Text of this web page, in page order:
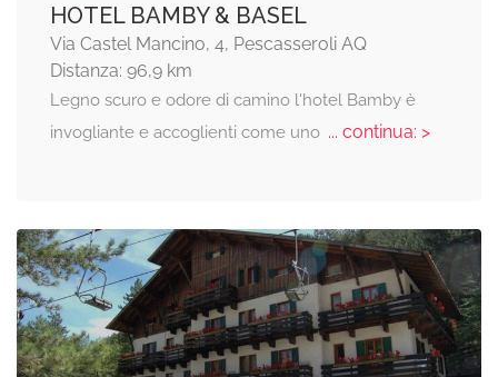
HOTEL BAMBY & BASEL
Via Castel Mancino, 4, Pescasseroli AQ
Distanza: 96,9 km
Legno scuro e odore di camino l'hotel Bamby è
invogliante e accoglienti come uno... continua: >